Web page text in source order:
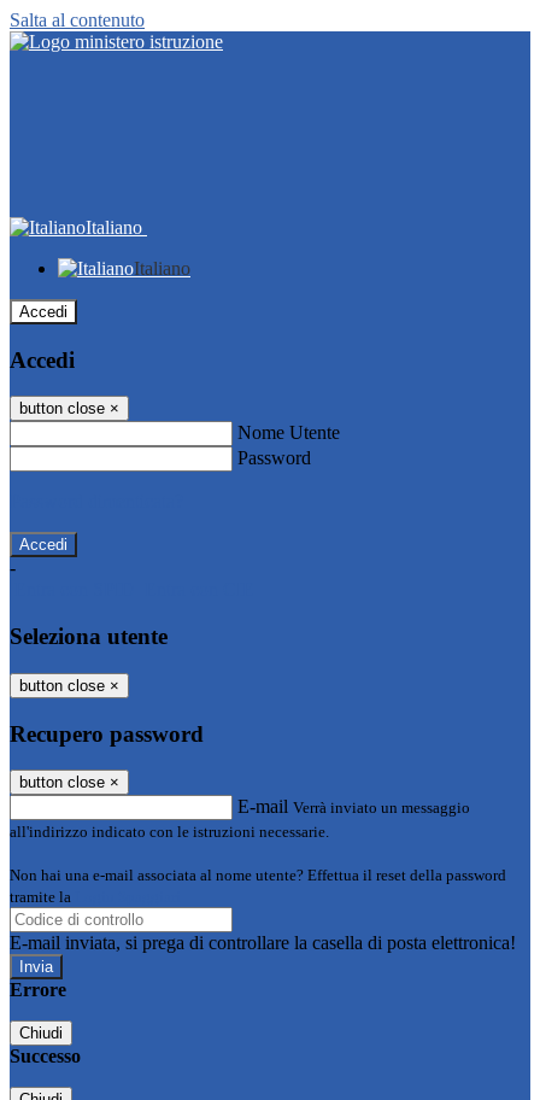
Salta al contenuto
Italiano
Italiano
Accedi
Accedi
button close ×
Nome Utente
Password
-
Seleziona utente
button close ×
Recupero password
button close ×
E-mail Verrà inviato un messaggio
all'indirizzo indicato con le istruzioni necessarie.
Non hai una e-mail associata al nome utente? Effettua il reset della password
tramite la
E-mail inviata, si prega di controllare la casella di posta elettronica!
Errore
Chiudi
Successo